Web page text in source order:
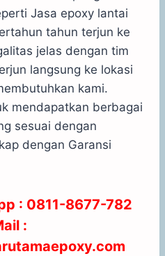
Jasa epoxy lantai
tahun terjun ke
jelas dengan tim
langsung ke lokasi
kami.
mendapatkan berbagai
sesuai dengan
dengan Garansi
: 0811-8677-782
: